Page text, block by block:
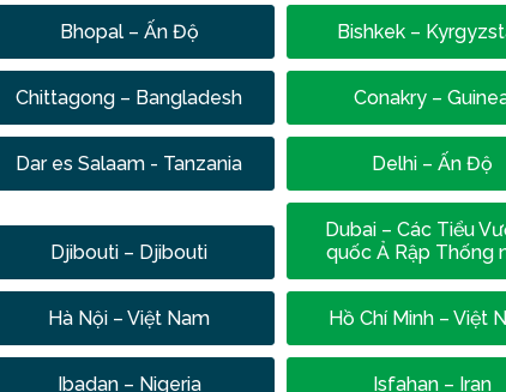
Bhopal – Ấn Độ Bishkek –
Chittagong – Bangladesh Conakry –
Dar es Salaam - Tanzania Delhi – Ấn Độ
Djibouti – Djibouti
Dubai – Các Tiểu
quốc Ả Rập Thống
Hà Nội – Việt Nam Hồ Chí Minh – Việt
Ibadan – Nigeria Isfahan – Iran